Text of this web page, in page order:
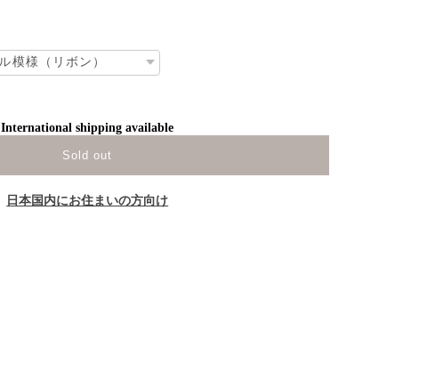
International shipping available
Sold out
日本国内にお住まいの方向け